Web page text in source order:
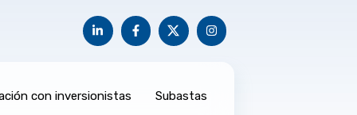
con inversionistas Subastas